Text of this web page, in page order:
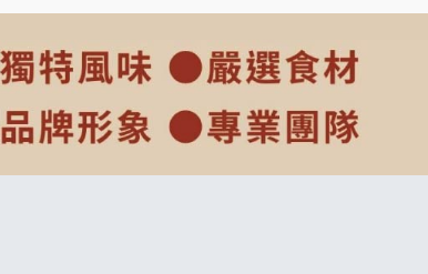
潮味決-湯滷專門店加盟說明會
鬍子茶加盟說明會
鮮茶道加盟說明會
微風亭鐵板燒加盟說明會